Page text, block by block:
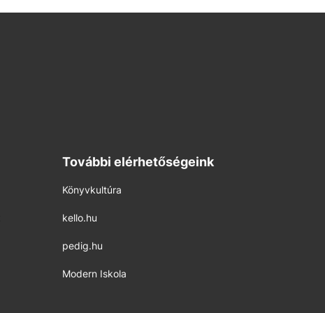
További elérhetőségeink
Könyvkultúra
kello.hu
pedig.hu
Modern Iskola